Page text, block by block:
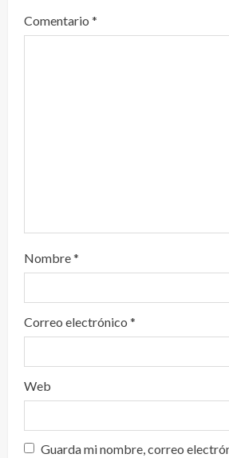
n
Comentario *
Nombre*
Correo electrónico *
Web
Guarda mi nombre, correo